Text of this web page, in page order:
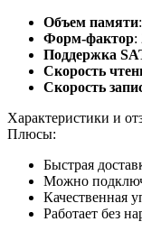
Объем памяти
Форм-фактор:
Поддержка
Скорость
Скорость
Характеристики и
Плюсы:
Быстрая
Можно
Качественная
Работает без